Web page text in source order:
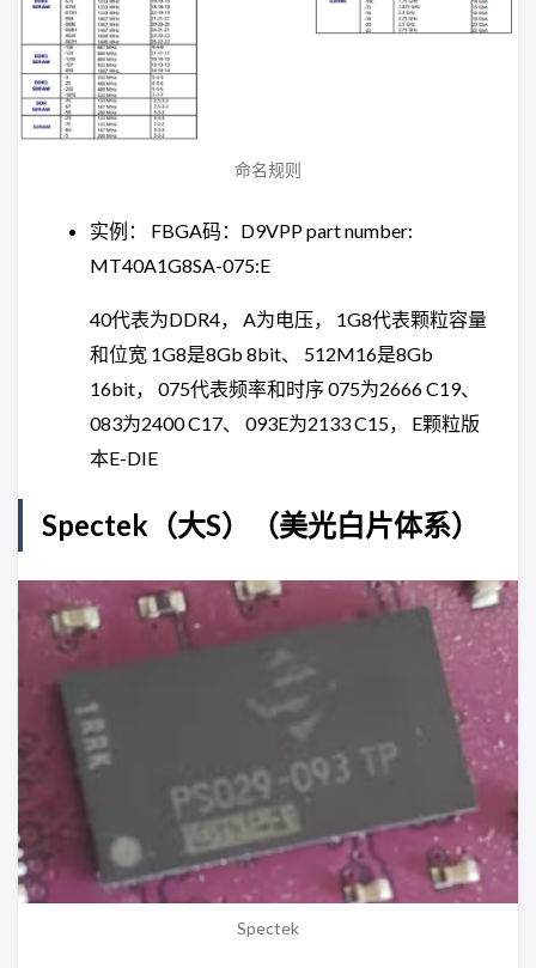
命名规则
实例： FBGA码：D9VPP part number:
MT40A1G8SA-075:E
40代表为DDR4， A为电压， 1G8代表颗粒容量
和位宽 1G8是8Gb 8bit、 512M16是8Gb
16bit， 075代表频率和时序 075为2666 C19、
083为2400 C17、 093E为2133 C15， E颗粒版
本E-DIE
Spectek（大S）（美光白片体系）
Spectek